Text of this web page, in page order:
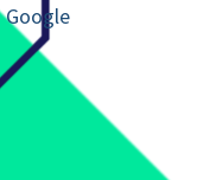
Google